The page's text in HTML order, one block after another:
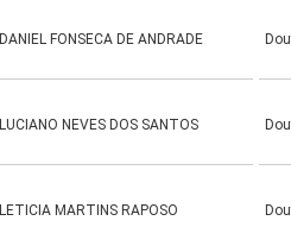
DANIEL FONSECA DE ANDRADE
LUCIANO NEVES DOS SANTOS
LETICIA MARTINS RAPOSO